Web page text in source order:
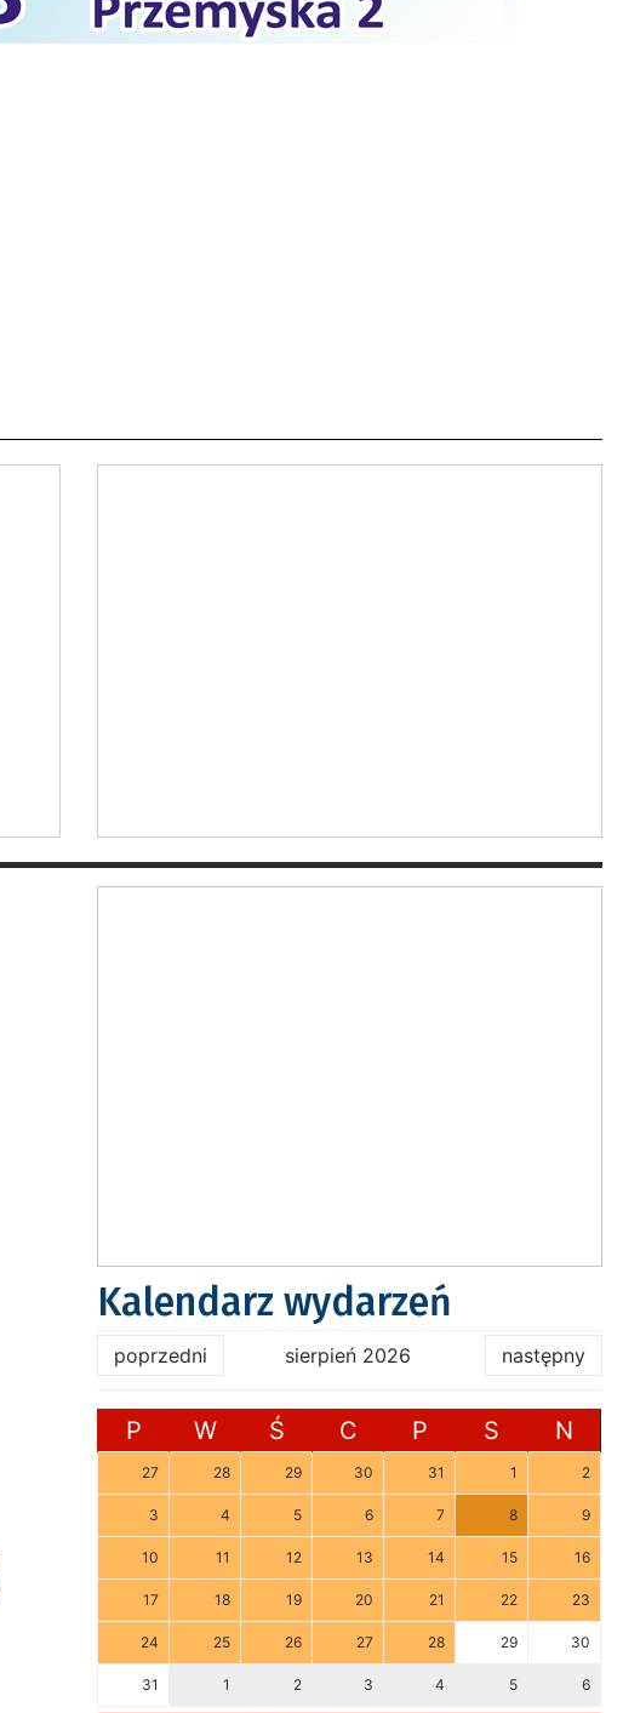
Kalendarz wydarzeń
poprzedni sierpień 2026 następny
P W Ś C P S N
27 28 29 30 31 1 2
3 4 5 6 7 8 9
10 11 12 13 14 15 16
17 18 19 20 21 22 23
24 25 26 27 28 29 30
31 1 2 3 4 5 6